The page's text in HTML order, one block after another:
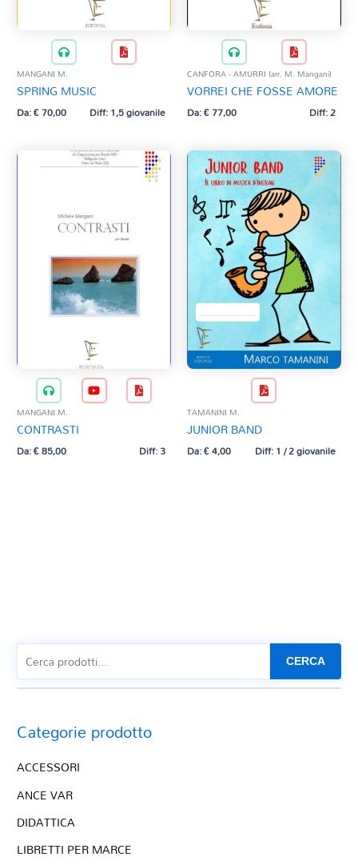
MANGANI M.
SPRING MUSIC
Da:€70,00 Diff: 1,5 giovanile
CANFORA - AMURRI (arr. M. Mangani)
VORREI CHE FOSSE AMORE
Da:€77,00 Diff: 2
MANGANI M.
CONTRASTI
Da:€85,00 Diff: 3
TAMANINI M.
JUNIOR BAND
Da:€4,00 Diff: 1 / 2 giovanile
CERCA
Categorie prodotto
ACCESSORI
ANCE VAR
DIDATTICA
LIBRETTI PER MARCE